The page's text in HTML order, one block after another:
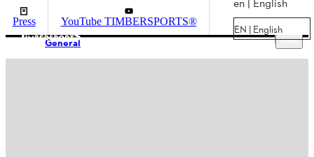
Press YouTube TIMBERSPORTS®
en | English
EN | English
Menu
General